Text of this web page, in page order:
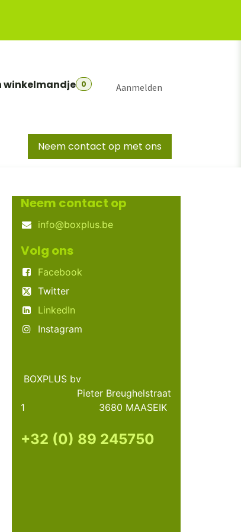
winkelmandje 0 Aanmelden
BIG BOXEN EURONORM KOFFERS
Neem contact op met ons
Neem contact op
info@boxplus.be
Volg ons
Facebook
Twitter
LinkedIn
Instagram
BOXPLUS bv
Pieter Breughelstraat
1 3680 MAASEIK
+32 (0) 89 245750